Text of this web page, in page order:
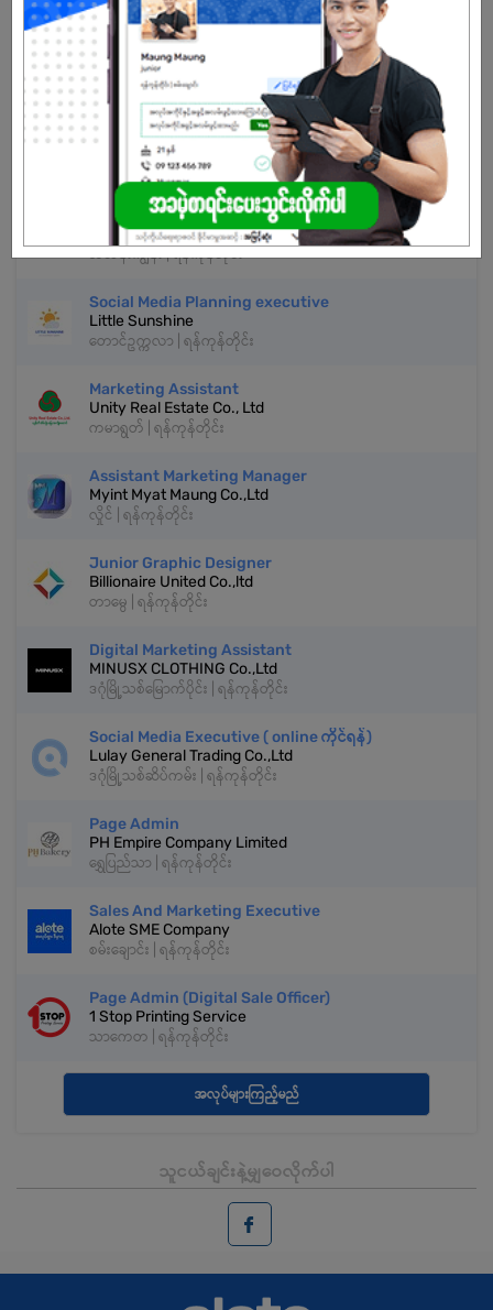
Page Admin & Sale Specialist
ANGEL Floral Services
သင်္ဃန်းကျွန်း | ရန်ကုန်တိုင်း
Sales & Marketing Assistant
Mandalay Stars
သင်္ဃန်းကျွန်း | ရန်ကုန်တိုင်း
Marketing Assistant
Hope Cleaning Services
သင်္ဃန်းကျွန်း | ရန်ကုန်တိုင်း
Social Media Planning executive
Little Sunshine
တောင်ဥက္ကလာ | ရန်ကုန်တိုင်း
Marketing Assistant
Unity Real Estate Co., Ltd
ကမာရွတ် | ရန်ကုန်တိုင်း
Assistant Marketing Manager
Myint Myat Maung Co.,Ltd
လှိုင် | ရန်ကုန်တိုင်း
Junior Graphic Designer
Billionaire United Co.,ltd
တာမွေ | ရန်ကုန်တိုင်း
Digital Marketing Assistant
MINUSX CLOTHING Co.,Ltd
ဒဂုံမြို့သစ်မြောက်ပိုင်း | ရန်ကုန်တိုင်း
Social Media Executive ( online ကိုင်ရန်)
Lulay General Trading Co.,Ltd
ဒဂုံမြို့သစ်ဆိပ်ကမ်း | ရန်ကုန်တိုင်း
Page Admin
PH Empire Company Limited
ရွှေပြည်သာ | ရန်ကုန်တိုင်း
Sales And Marketing Executive
Alote SME Company
စမ်းချောင်း | ရန်ကုန်တိုင်း
Page Admin (Digital Sale Officer)
1 Stop Printing Service
သာကေတ | ရန်ကုန်တိုင်း
အလုပ်များကြည့်မည်
သူငယ်ချင်းနဲ့မျှဝေလိုက်ပါ